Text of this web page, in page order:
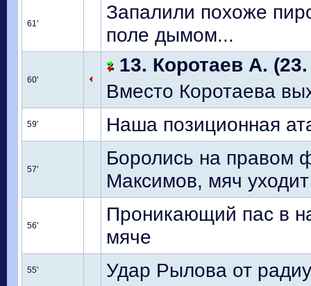
61'
Запалили похоже
поле дымом...
60'
13. Коротаев А.
Вместо Коротаева
59' Наша позиционная
57'
Боролись на правом
Максимов, мяч
56'
Проникающий пас в
мяче
55' Удар Рылова от